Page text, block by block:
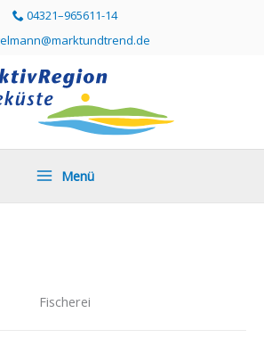
Telefonummer 04321 96561114 direkt
04321–965611-14
öffnen und Mail an
Menü
Fischerei